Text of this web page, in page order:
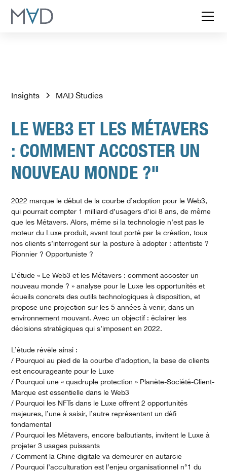
Insights MAD Studies
LE WEB3 ET LES MÉTAVERS
: COMMENT ACCOSTER UN
NOUVEAU MONDE ?"
2022 marque le début de la courbe d’adoption pour le Web3,
qui pourrait compter 1 milliard d’usagers d’ici 8 ans, de même
que les Métavers. Alors, même si la technologie n’est pas le
moteur du Luxe produit, avant tout porté par la création, tous
nos clients s’interrogent sur la posture à adopter : attentiste ?
Pionnier ? Opportuniste ?
L’étude « Le Web3 et les Métavers : comment accoster un
nouveau monde ? » analyse pour le Luxe les opportunités et
écueils concrets des outils technologiques à disposition, et
propose une projection sur les 5 années à venir, dans un
environnement mouvant. Avec un objectif : éclairer les
décisions stratégiques qui s’imposent en 2022.
L’étude révèle ainsi :
/ Pourquoi au pied de la courbe d’adoption, la base de clients
est encourageante pour le Luxe
/ Pourquoi une « quadruple protection » Planète-Société-Client-
Marque est essentielle dans le Web3
/ Pourquoi les NFTs dans le Luxe offrent 2 opportunités
majeures, l’une à saisir, l’autre représentant un défi
fondamental
/ Pourquoi les Métavers, encore balbutiants, invitent le Luxe à
projeter 3 usages puissants
/ Comment la Chine digitale va demeurer en autarcie
/ Pourquoi l’acculturation est l’enjeu organisationnel n°1 du